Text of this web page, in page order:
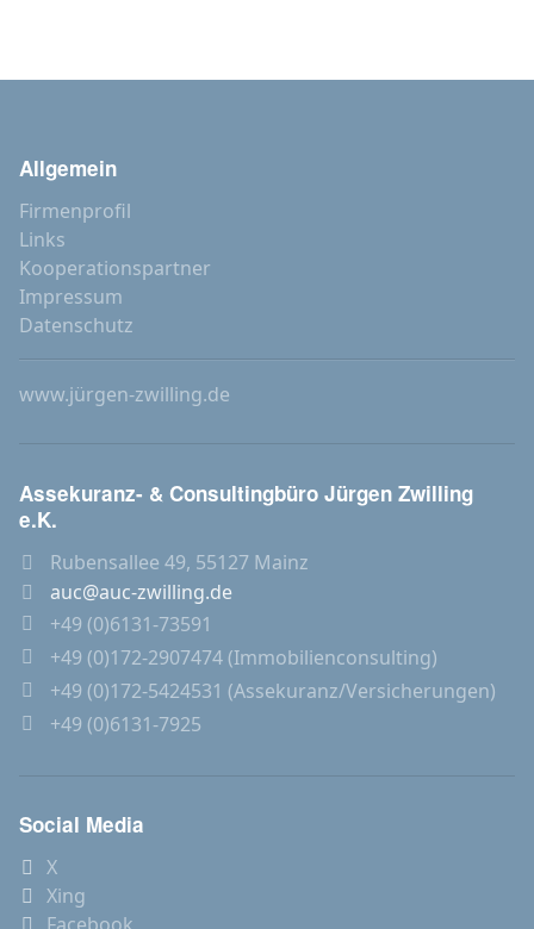
Allgemein
Firmenprofil
Links
Kooperationspartner
Impressum
Datenschutz
www.jürgen-zwilling.de
Assekuranz- & Consultingbüro Jürgen Zwilling
e.K.
Rubensallee 49, 55127 Mainz
auc@auc-zwilling.de
+49 (0)6131-73591
+49 (0)172-2907474 (Immobilienconsulting)
+49 (0)172-5424531 (Assekuranz/Versicherungen)
+49 (0)6131-7925
Social Media
X
Xing